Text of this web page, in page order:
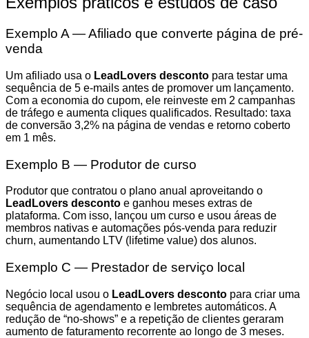
Exemplo A — Afiliado que converte página de pré-
venda
Um afiliado usa o LeadLovers desconto para testar uma
sequência de 5 e-mails antes de promover um lançamento.
Com a economia do cupom, ele reinveste em 2 campanhas
de tráfego e aumenta cliques qualificados. Resultado: taxa
de conversão 3,2% na página de vendas e retorno coberto
em 1 mês.
Exemplo B — Produtor de curso
Produtor que contratou o plano anual aproveitando o
LeadLovers desconto e ganhou meses extras de
plataforma. Com isso, lançou um curso e usou áreas de
membros nativas e automações pós-venda para reduzir
churn, aumentando LTV (lifetime value) dos alunos.
Exemplo C — Prestador de serviço local
Negócio local usou o LeadLovers desconto para criar uma
sequência de agendamento e lembretes automáticos. A
redução de “no-shows” e a repetição de clientes geraram
aumento de faturamento recorrente ao longo de 3 meses.